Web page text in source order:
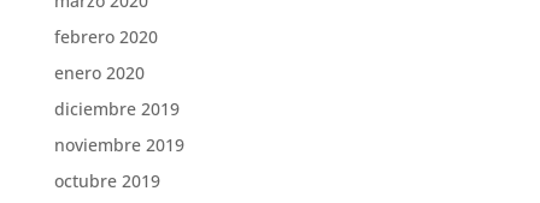
febrero 2020
enero 2020
diciembre 2019
noviembre 2019
octubre 2019